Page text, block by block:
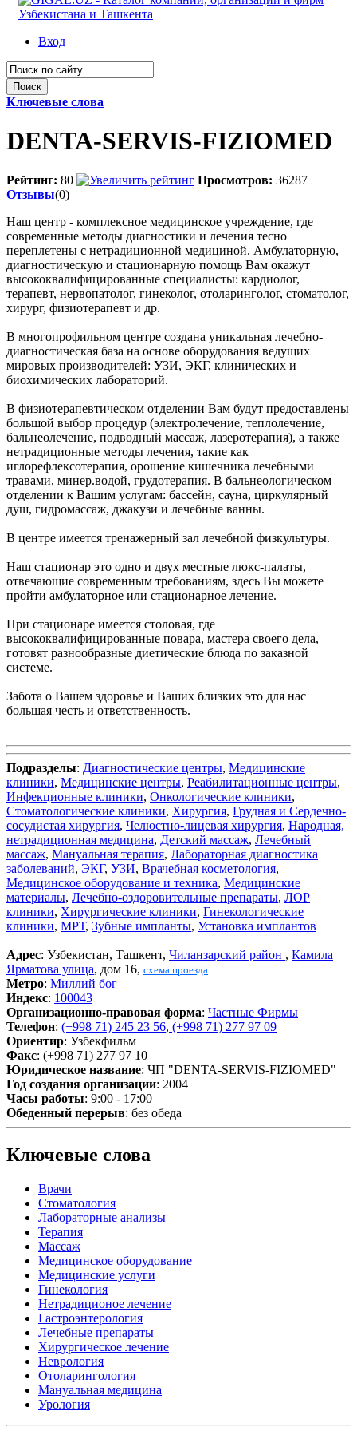
Вход
Ключевые слова
DENTA-SERVIS-FIZIOMED
Рейтинг: 80 Просмотров: 36287
Отзывы(0)
Наш центр - комплексное медицинское учреждение, где
современные методы диагностики и лечения тесно
переплетены с нетрадиционной медициной. Амбулаторную,
диагностическую и стационарную помощь Вам окажут
высококвалифицированные специалисты: кардиолог,
терапевт, нервопатолог, гинеколог, отоларинголог, стоматолог,
хирург, физиотерапевт и др.
В многопрофильном центре создана уникальная лечебно-
диагностическая база на основе оборудования ведущих
мировых производителей: УЗИ, ЭКГ, клинических и
биохимических лабораторий.
В физиотерапевтическом отделении Вам будут предоставлены
большой выбор процедур (электролечение, теплолечение,
бальнеолечение, подводный массаж, лазеротерапия), а также
нетрадиционные методы лечения, такие как
иглорефлексотерапия, орошение кишечника лечебными
травами, минер.водой, грудотерапия. В бальнеологическом
отделении к Вашим услугам: бассейн, сауна, циркулярный
душ, гидромассаж, джакузи и лечебные ванны.
В центре имеется тренажерный зал лечебной физкультуры.
Наш стационар это одно и двух местные люкс-палаты,
отвечающие современным требованиям, здесь Вы можете
пройти амбулаторное или стационарное лечение.
При стационаре имеется столовая, где
высококвалифицированные повара, мастера своего дела,
готовят разнообразные диетические блюда по заказной
системе.
Забота о Вашем здоровье и Ваших близких это для нас
большая честь и ответственность.
Подразделы: Диагностические центры, Медицинские
клиники, Медицинские центры, Реабилитационные центры,
Инфекционные клиники, Онкологические клиники,
Стоматологические клиники, Хирургия, Грудная и Сердечно-
сосудистая хирургия, Челюстно-лицевая хирургия, Народная,
нетрадиционная медицина, Детский массаж, Лечебный
массаж, Мануальная терапия, Лабораторная диагностика
заболеваний, ЭКГ, УЗИ, Врачебная косметология,
Медицинское оборудование и техника, Медицинские
материалы, Лечебно-оздоровительные препараты, ЛОР
клиники, Хирургические клиники, Гинекологические
клиники, МРТ, Зубные импланты, Установка имплантов
Адрес: Узбекистан, Ташкент, Чиланзарский район , Камила
Ярматова улица, дом 16, схема проезда
Метро: Миллий бог
Индекс: 100043
Организационно-правовая форма: Частные Фирмы
Телефон: (+998 71) 245 23 56, (+998 71) 277 97 09
Ориентир: Узбекфильм
Факс: (+998 71) 277 97 10
Юридическое название: ЧП "DENTA-SERVIS-FIZIOMED"
Год создания организации: 2004
Часы работы: 9:00 - 17:00
Обеденный перерыв: без обеда
Ключевые слова
Врачи
Стоматология
Лабораторные анализы
Терапия
Массаж
Медицинское оборудование
Медицинские услуги
Гинекология
Нетрадиционое лечение
Гастроэнтерология
Лечебные препараты
Хирургическое лечение
Неврология
Отоларингология
Мануальная медицина
Урология